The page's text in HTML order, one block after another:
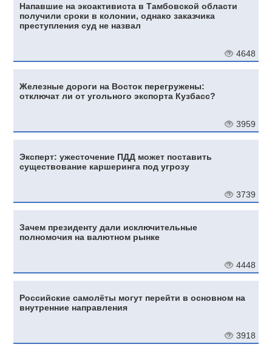
Напавшие на экоактивиста в Тамбовской области
получили сроки в колонии, однако заказчика
преступления суд не назвал
4648
Железные дороги на Восток перегружены:
отключат ли от угольного экспорта Кузбасс?
3959
Эксперт: ужесточение ПДД может поставить
существование каршеринга под угрозу
3739
Зачем президенту дали исключительные
полномочия на валютном рынке
4448
Российские самолёты могут перейти в основном на
внутренние направления
3918